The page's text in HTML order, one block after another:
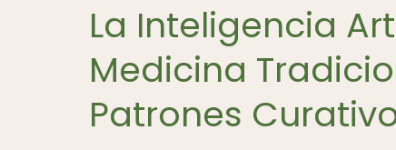
La Inteligencia
Medicina
Patrones